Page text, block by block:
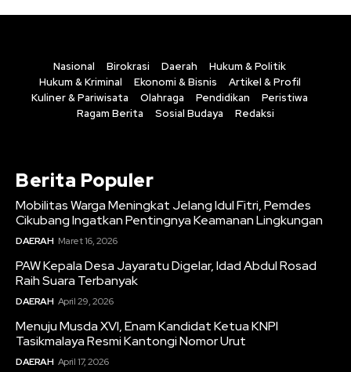
Nasional Birokrasi Daerah
Hukum & Politik
Hukum & Kriminal
Ekonomi & Bisnis
Artikel & Profil
Kuliner & Pariwisata
Olahraga Pendidikan
Peristiwa
Ragam Berita
Sosial Budaya Redaksi
Berita Populer
Mobilitas Warga Meningkat Jelang Idul Fitri, Pemdes
Cikubang Ingatkan Pentingnya Keamanan Lingkungan
DAERAH Maret 16, 2026
PAW Kepala Desa Jayaratu Digelar, Idad Abdul Rosad
Raih Suara Terbanyak
DAERAH April 29, 2026
Menuju Musda XVI, Enam Kandidat Ketua KNPI
Tasikmalaya Resmi Kantongi Nomor Urut
DAERAH April 17, 2026